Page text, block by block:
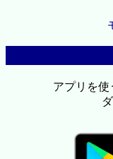
アプリを